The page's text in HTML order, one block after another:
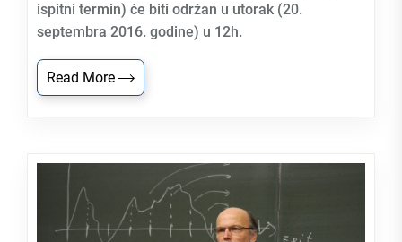
ispitni termin) će biti održan u utorak (20.
septembra 2016. godine) u 12h.
Read More